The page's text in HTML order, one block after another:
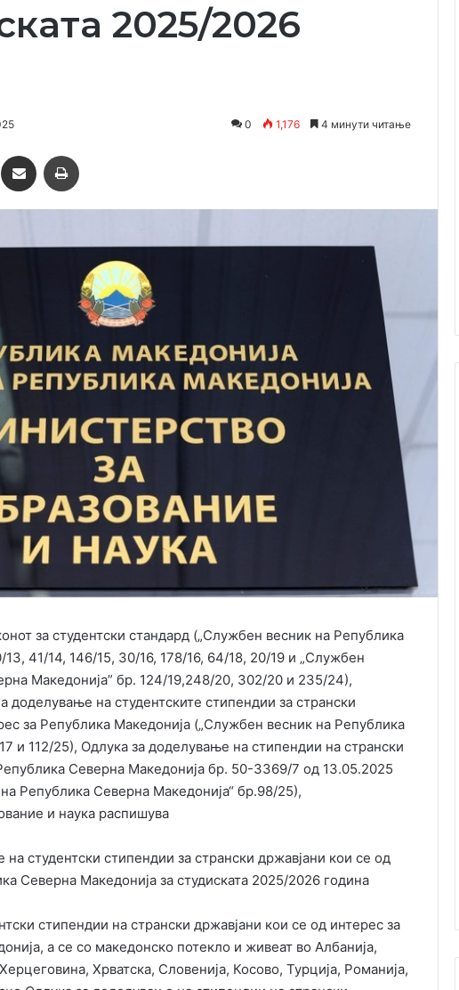
2025/2026
0 1,176 4 минути читање
MessengerСподели преку Емаил
за студентски стандард („Службен весник на Република
13, 41/14, 146/15, 30/16, 178/16, 64/18, 20/19 и „Службен
Македонија” бр. 124/19,248/20, 302/20 и 235/24),
доделување на студентските стипендии за странски
за Република Македонија („Службен весник на Република
и 112/25), Одлука за доделување на стипендии на странски
Северна Македонија бр. 50-3369/7 од 13.05.2025
Република Северна Македонија“ бр.98/25),
и наука распишува
студентски стипендии за странски државјани кои се од
Северна Македонија за студиската 2025/2026 година
стипендии на странски државјани кои се од интерес за
а се со македонско потекло и живеат во Албанија,
Хрватска, Словенија, Косово, Турција, Романија,